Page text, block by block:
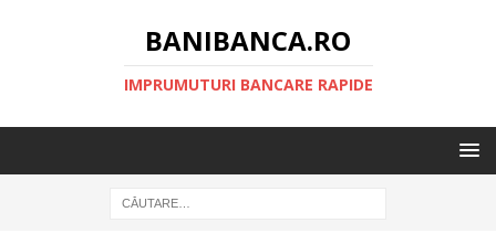
BANIBANCA.RO
IMPRUMUTURI BANCARE RAPIDE